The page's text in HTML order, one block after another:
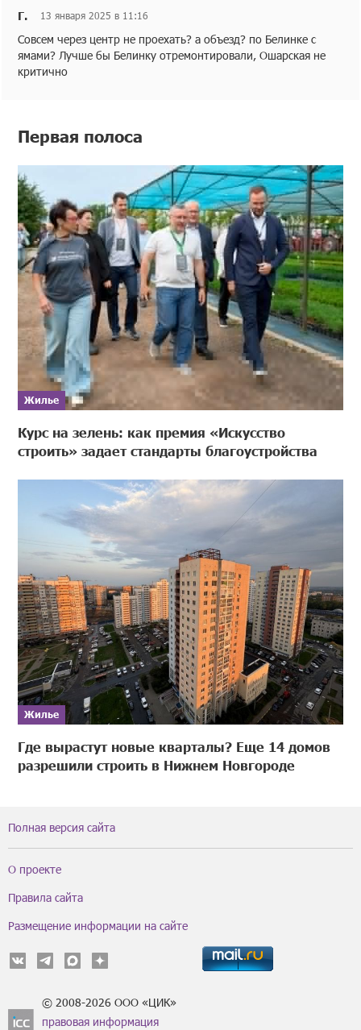
Г. 13 января 2025 в 11:16
Совсем через центр не проехать? а объезд? по Белинке с
ямами? Лучше бы Белинку отремонтировали, Ошарская не
критично
Первая полоса
Жилье
Курс на зелень: как премия «Искусство
строить» задает стандарты благоустройства
Жилье
Где вырастут новые кварталы? Еще 14 домов
разрешили строить в Нижнем Новгороде
Полная версия сайта
О проекте
Правила сайта
Размещение информации на сайте
© 2008-2026 ООО «ЦИК»
правовая информация